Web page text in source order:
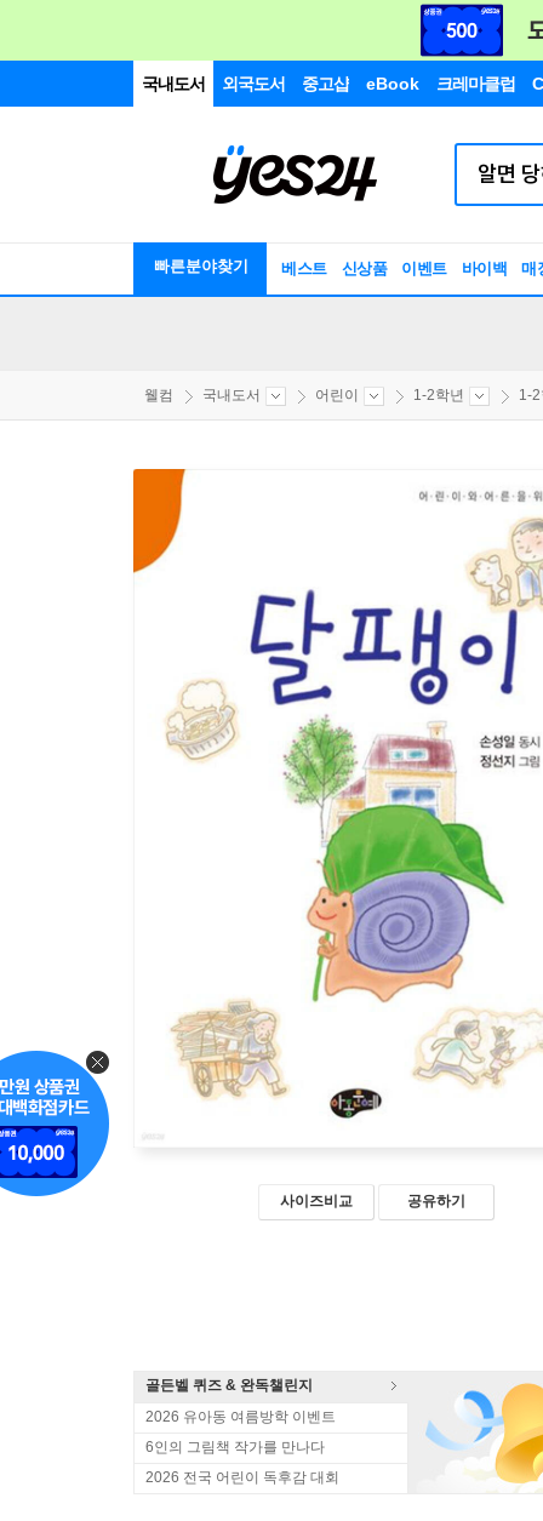
국내도서 외국도서 중고샵 eBook 크레마클럽
빠른분야찾기 베스트 신상품 이벤트 바이백 매
웰컴 국내도서 어린이 1-2학년 1-
사이즈비교 공유하기
골든벨 퀴즈 & 완독챌린지
2026 유아동 여름방학 이벤트
6인의 그림책 작가를 만나다
2026 전국 어린이 독후감 대회